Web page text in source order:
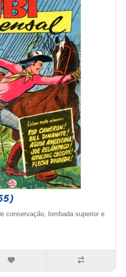
conservação, lombada superior e